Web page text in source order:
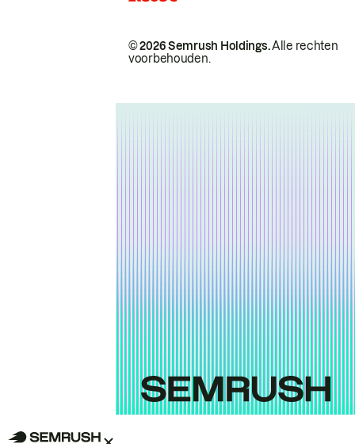
© 2026 Semrush Holdings.Alle rechten
voorbehouden.